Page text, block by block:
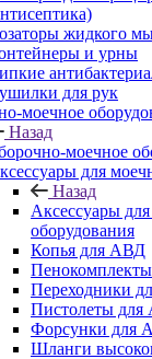
жидкого
и урны
для рук
моечное
Назад
моечное
для
Назад
Аксессуары
оборудования
Копья для АВД
Переходники
Пистолеты
Форсунки для
Шланги